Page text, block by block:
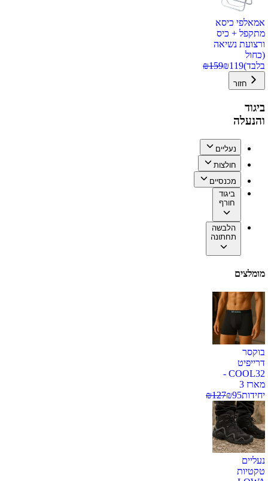
אמאלפי כיסא
מתקפל + כיס
ורצועת נשיאה
(כחול
בלבד)
₪119
₪159
חזור
ביגוד
והנעלה
נעליים
חולצות
מכנסיים
ביגוד
חורף
הלבשה
תחתונה
מומלצים
בוקסר
דרייפיט
COOL32 -
מארז 3
יחידות
₪95
₪127
נעליים
טקטיות